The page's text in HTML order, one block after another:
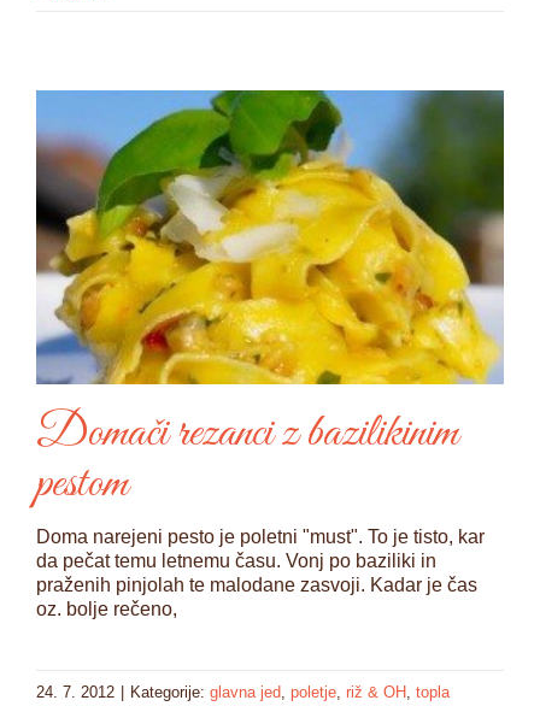
Domači rezanci z bazilikinim
pestom
Doma narejeni pesto je poletni "must". To je tisto, kar
da pečat temu letnemu času. Vonj po baziliki in
praženih pinjolah te malodane zasvoji. Kadar je čas
oz. bolje rečeno,
24. 7. 2012 Kategorije: glavna jed, poletje, riž & OH , topla